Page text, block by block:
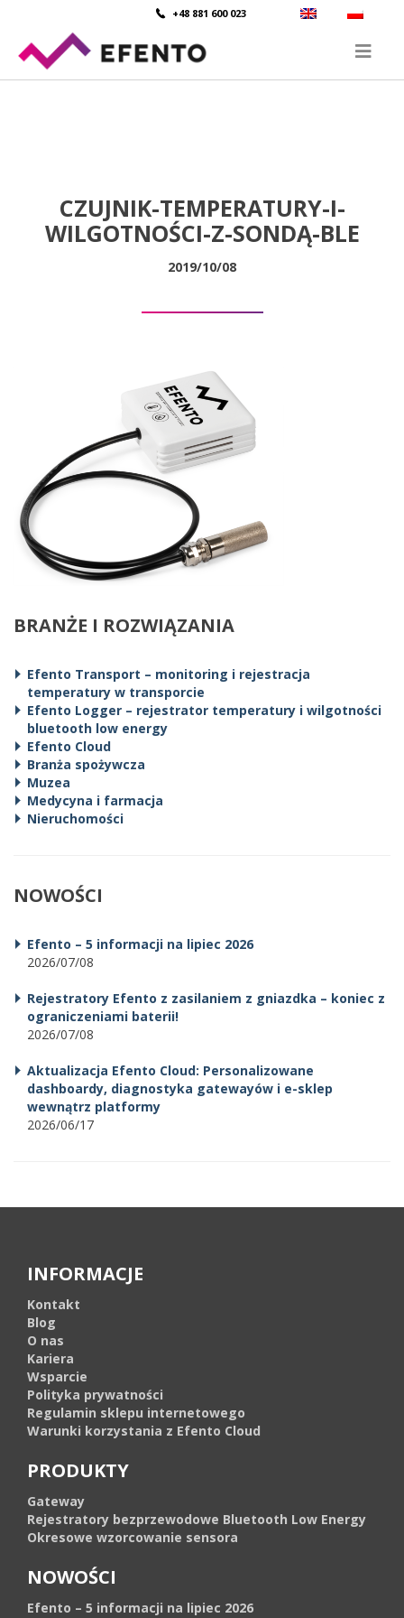
+48 881 600 023
CZUJNIK-TEMPERATURY-I-
WILGOTNOŚCI-Z-SONDĄ-BLE
2019/10/08
BRANŻE I ROZWIĄZANIA
Efento Transport – monitoring i rejestracja
temperatury w transporcie
Efento Logger – rejestrator temperatury i wilgotności
bluetooth low energy
Efento Cloud
Branża spożywcza
Muzea
Medycyna i farmacja
Nieruchomości
NOWOŚCI
Efento – 5 informacji na lipiec 2026
2026/07/08
Rejestratory Efento z zasilaniem z gniazdka – koniec z
ograniczeniami baterii!
2026/07/08
Aktualizacja Efento Cloud: Personalizowane
dashboardy, diagnostyka gatewayów i e-sklep
wewnątrz platformy
2026/06/17
INFORMACJE
Kontakt
Blog
O nas
Kariera
Wsparcie
Polityka prywatności
Regulamin sklepu internetowego
Warunki korzystania z Efento Cloud
PRODUKTY
Gateway
Rejestratory bezprzewodowe Bluetooth Low Energy
Okresowe wzorcowanie sensora
NOWOŚCI
Efento – 5 informacji na lipiec 2026